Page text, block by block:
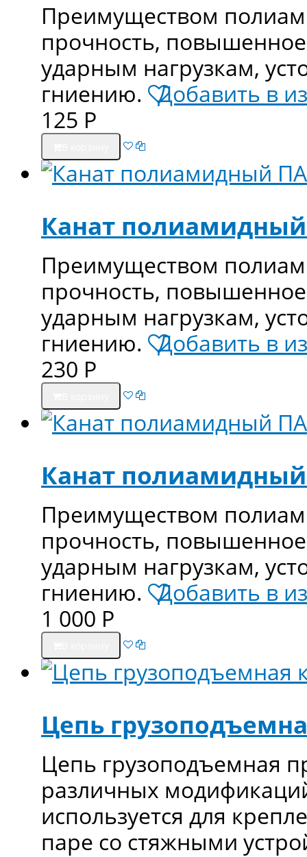
Преимуществом
прочность,
ударным нагрузкам,
гниению. Добавить в
125 Р
Канат
Преимуществом
прочность,
ударным нагрузкам,
гниению. Добавить в
230 Р
Канат
Преимуществом
прочность,
ударным нагрузкам,
гниению. Добавить в
1 000 Р
Цепь
Цепь грузоподъемная
различных
используется для
паре со стяжными